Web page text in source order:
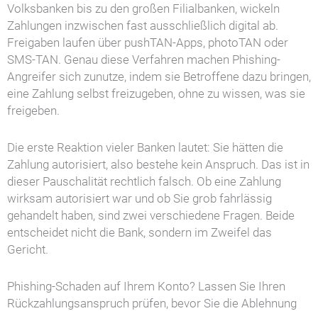
Volksbanken bis zu den großen Filialbanken, wickeln
Zahlungen inzwischen fast ausschließlich digital ab.
Freigaben laufen über pushTAN-Apps, photoTAN oder
SMS-TAN. Genau diese Verfahren machen Phishing-
Angreifer sich zunutze, indem sie Betroffene dazu bringen,
eine Zahlung selbst freizugeben, ohne zu wissen, was sie
freigeben.
Die erste Reaktion vieler Banken lautet: Sie hätten die
Zahlung autorisiert, also bestehe kein Anspruch. Das ist in
dieser Pauschalität rechtlich falsch. Ob eine Zahlung
wirksam autorisiert war und ob Sie grob fahrlässig
gehandelt haben, sind zwei verschiedene Fragen. Beide
entscheidet nicht die Bank, sondern im Zweifel das
Gericht.
Phishing-Schaden auf Ihrem Konto? Lassen Sie Ihren
Rückzahlungsanspruch prüfen, bevor Sie die Ablehnung